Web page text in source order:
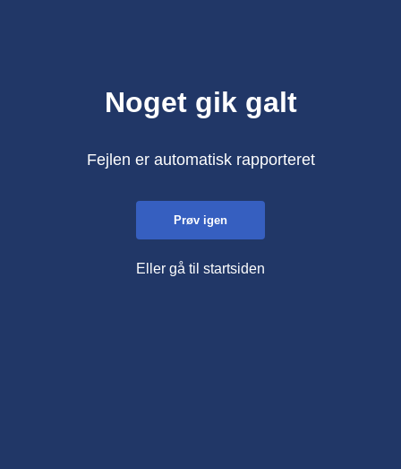
Noget gik galt
Fejlen er automatisk rapporteret
Prøv igen
Eller gå til startsiden